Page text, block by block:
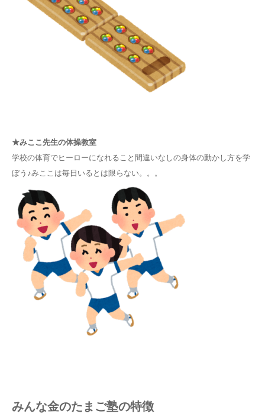
★みここ先生の体操教室
学校の体育でヒーローになれること間違いなしの身体の動かし方を学
ぼう♪みここは毎日いるとは限らない。。。
みんな金のたまご塾の特徴